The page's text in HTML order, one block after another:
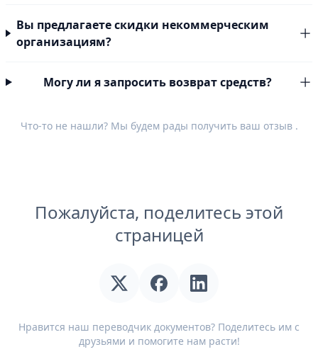
Вы предлагаете скидки некоммерческим
организациям?
Могу ли я запросить возврат средств?
Что-то не нашли? Мы будем рады получить ваш отзыв.
Пожалуйста, поделитесь этой
страницей
Нравится наш переводчик документов? Поделитесь им с
друзьями и помогите нам расти!